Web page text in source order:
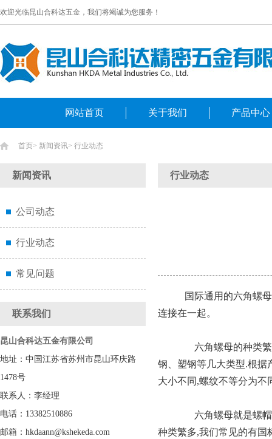
欢迎光临昆山合科达五金，我们将竭诚为您服务！
网站首页 关于我们 产品中心
首页> 新闻资讯> 行业动态
新闻资讯
公司动态
行业动态
常见问题
联系我们
昆山合科达五金有限公司
地址：中国江苏省苏州市昆山环庆路
1478号
联系人：李经理
电话：13382510886
邮箱：hkdaann@kshekeda.com
行业动态
国际通用的六角螺母
连接在一起。
六角螺母的种类繁
钢、塑钢等几大类型.根据
大小不同,螺纹不等分为不
六角螺母就是螺帽,
种类繁多,我们常见的有国